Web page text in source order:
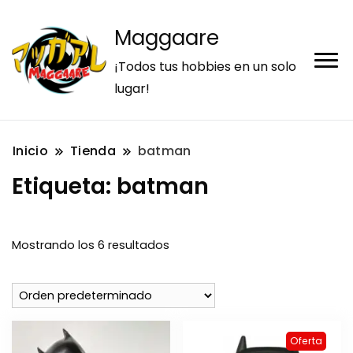
Maggaare
¡Todos tus hobbies en un solo
lugar!
Inicio Tienda batman
Etiqueta: batman
Mostrando los 6 resultados
Oferta